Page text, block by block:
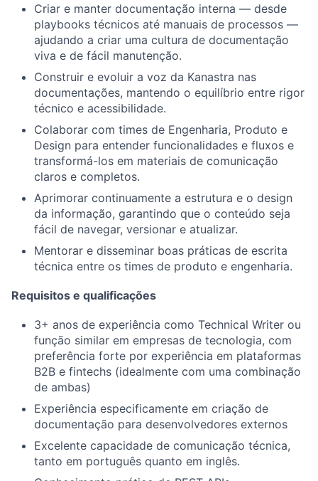
Criar e manter documentação interna — desde
playbooks técnicos até manuais de processos —
ajudando a criar uma cultura de documentação
viva e de fácil manutenção.
Construir e evoluir a voz da Kanastra nas
documentações, mantendo o equilíbrio entre rigor
técnico e acessibilidade.
Colaborar com times de Engenharia, Produto e
Design para entender funcionalidades e fluxos e
transformá-los em materiais de comunicação
claros e completos.
Aprimorar continuamente a estrutura e o design
da informação, garantindo que o conteúdo seja
fácil de navegar, versionar e atualizar.
Mentorar e disseminar boas práticas de escrita
técnica entre os times de produto e engenharia.
Requisitos e qualificações
3+ anos de experiência como Technical Writer ou
função similar em empresas de tecnologia, com
preferência forte por experiência em plataformas
B2B e fintechs (idealmente com uma combinação
de ambas)
Experiência especificamente em criação de
documentação para desenvolvedores externos
Excelente capacidade de comunicação técnica,
tanto em português quanto em inglês.